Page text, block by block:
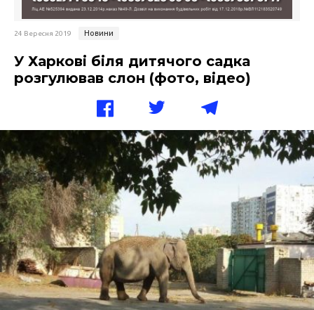
24 Вересня 2019 Новини
У Харкові біля дитячого садка
розгулював слон (фото, відео)